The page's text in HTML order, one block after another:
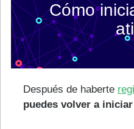
Cómo
Después de haberte
puedes volver a